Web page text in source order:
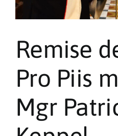
Remise
Pro Piis
Mgr